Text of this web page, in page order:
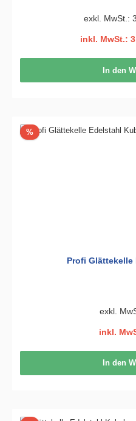
exkl. MwSt.:
inkl. MwSt.:
In den
%Rabatt
Profi
exkl.
inkl.
In den